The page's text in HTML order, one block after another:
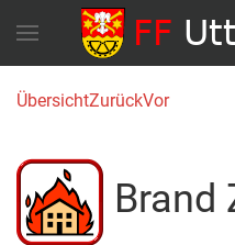
ÜbersichtZurückVor
Brand